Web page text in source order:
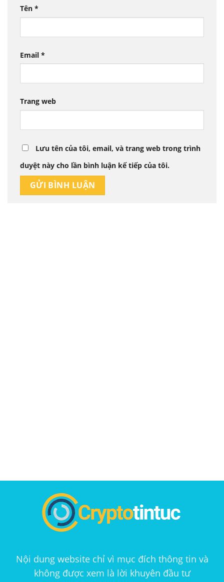
Tên *
Email *
Trang web
Lưu tên của tôi, email, và trang web trong trình
duyệt này cho lần bình luận kế tiếp của tôi.
Nội dung website chỉ vì mục đích thông tin và
không được xem là lời khuyên đầu tư